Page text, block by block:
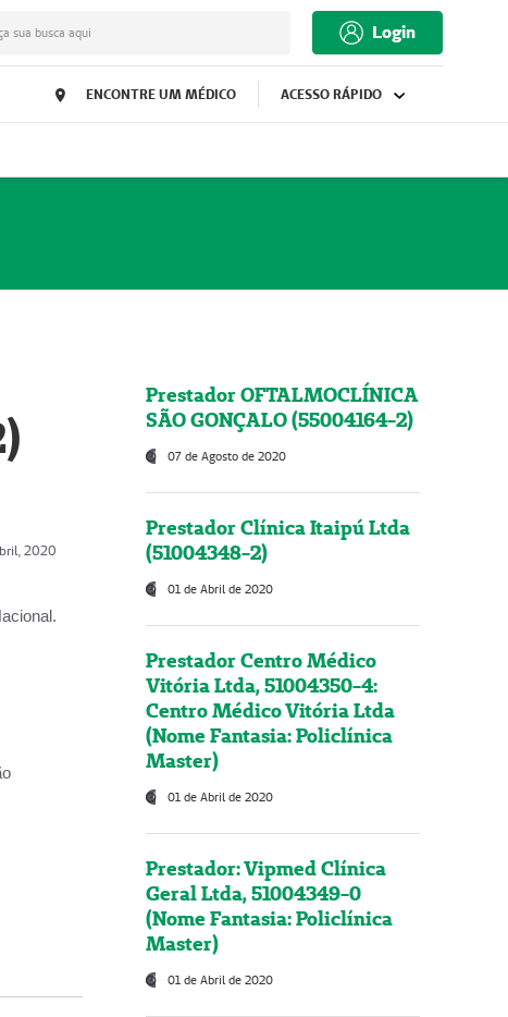
sua busca aqui Login
ENCONTRE UM MÉDICO ACESSO RÁPIDO
2020
Prestador OFTALMOCLÍNICA
SÃO GONÇALO (55004164-2)
07 de Agosto de 2020
Prestador Clínica Itaipú Ltda
(51004348-2)
01 de Abril de 2020
Prestador Centro Médico
Vitória Ltda, 51004350-4:
Centro Médico Vitória Ltda
(Nome Fantasia: Policlínica
Master)
01 de Abril de 2020
Prestador: Vipmed Clínica
Geral Ltda, 51004349-0
(Nome Fantasia: Policlínica
Master)
01 de Abril de 2020